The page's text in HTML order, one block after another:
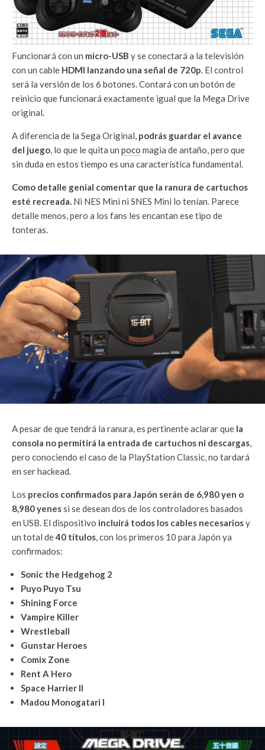
Funcionará con un micro-USB y se conectará a la televisión
con un cable HDMI lanzando una señal de 720p . El control
será la versión de los 6 botones. Contará con un botón de
reinicio que funcionará exactamente igual que la Mega Drive
original.
A diferencia de la Sega Original, podrás guardar el avance
del juego , lo que le quita un poco magia de antaño, pero que
sin duda en estos tiempo es una característica fundamental.
Como detalle genial comentar que la ranura de cartuchos
esté recreada. Ni NES Mini ni SNES Mini lo tenían. Parece
detalle menos, pero a los fans les encantan ese tipo de
tonteras.
A pesar de que tendrá la ranura, es pertinente aclarar que la
consola no permitirá la entrada de cartuchos ni descargas
pero conociendo el caso de la PlayStation Classic, no tardará
en ser hackead.
Los precios confirmados para Japón serán de 6,980 yen o
8,980 yenessi se desean dos de los controladores basados
en USB. El dispositivo incluirá todos los cables necesariosy
un total de40 títulos , con los primeros 10 para Japón ya
confirmados:
Sonic the Hedgehog 2
Puyo Puyo Tsu
Shining Force
Vampire Killer
Wrestleball
Gunstar Heroes
Comix Zone
Rent A Hero
Space Harrier II
Madou Monogatari I